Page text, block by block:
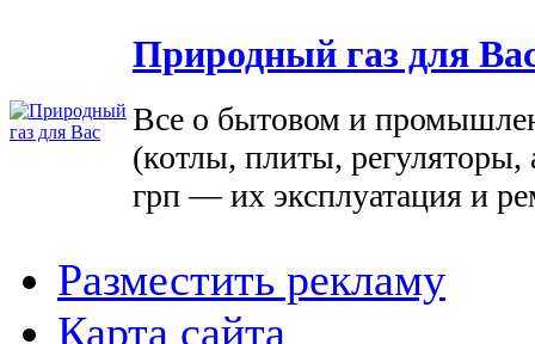
Природный газ для
Все о бытовом и
(котлы, плиты, регуляторы,
грп — их эксплуатация и
Разместить рекламу
Карта сайта